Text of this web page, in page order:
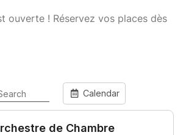
ouverte ! Réservez vos places dès